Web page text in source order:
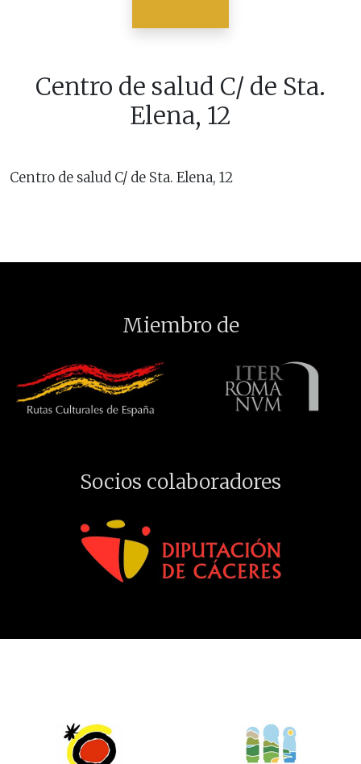
Centro de salud C/ de Sta.
Elena, 12
Centro de salud C/ de Sta. Elena, 12
Miembro de
Socios colaboradores